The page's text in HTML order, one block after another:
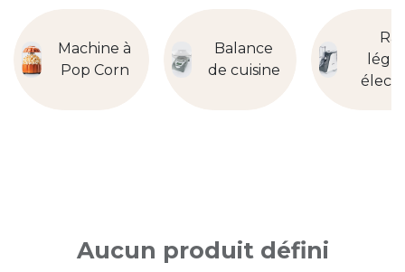
Machine à
Pop Corn
Balance
de cuisine
Aucun produit défini